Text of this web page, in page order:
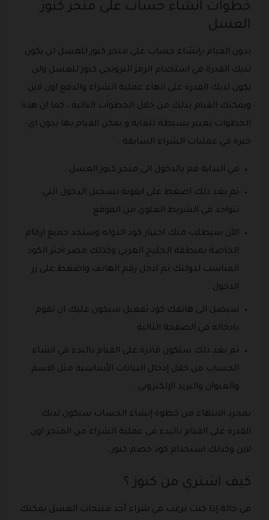
خطوات انشاء حساب على متجر كنوز
العسل
بدون القيام بإنشاء حساب على متجر كنوز للعسل لن يكون
لديك القدرة في استخدام الرمز الترويجي كنوز للعسل ولن
يكون لديك القدرة على انهاء عملية الشراء والدفع اون لاين
ويمكنك القيام بذلك من خلال الخطوات التالية ، كما ان هذه
الخطوات تعتبر بسيطة للغاية و يمكن القيام بها بدون اي
خبرة في عمليات الشراء السابقة .
في البداية قم بالدخول الى متجر كنوز العسل .
ثم بعد ذلك اضغط على ايقونة تسجيل الدخول التي
تتواجد في الشريط العلوي من الموقع .
الآن سيطلب منك اختيار كود الدوله وستجد جميع ارقام
الخاصة بمنطقة الخليج العربي وكذلك مصر اختر الكود
المناسب لدولتك ثم ادخل رقم الهاتف واضغط على زر
الدخول .
سيصل الى هاتفك كود تفعيل سيكون عليك ان تقوم
بادخاله في الصفحة التالية .
ثم بعد ذلك ستكون قادرة على القيام بالبدء في انشاء
الحساب من خلال إدخال البيانات الأساسية مثل الاسم
والعنوان والبريد الإلكتروني .
بمجرد الانتهاء من خطوة إنشاء الحساب سيكون لديك
القدرة على القيام بالبدء في عملية الشراء من المتجر اون
لاين وكذلك استخدام كود خصم كنوز .
كيف اشتري من كنوز ؟
في حالة إذا كنت ترغب في شراء أحد منتجات العسل يمكنك